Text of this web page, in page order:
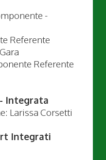
-
Referente
Referente
Integrata
Larissa Corsetti
Integrati